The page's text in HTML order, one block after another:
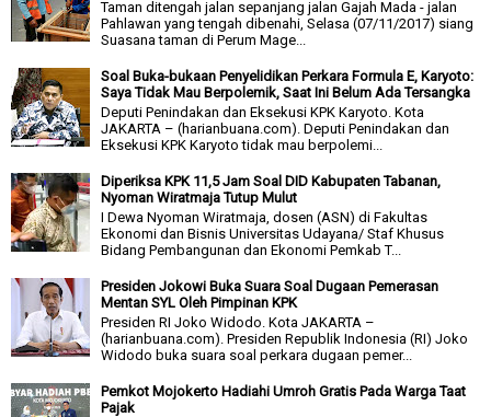
Taman ditengah jalan sepanjang jalan Gajah Mada - jalan
Pahlawan yang tengah dibenahi, Selasa (07/11/2017) siang
Suasana taman di Perum Mage...
Soal Buka-bukaan Penyelidikan Perkara Formula E, Karyoto:
Saya Tidak Mau Berpolemik, Saat Ini Belum Ada Tersangka
Deputi Penindakan dan Eksekusi KPK Karyoto. Kota
JAKARTA – (harianbuana.com). Deputi Penindakan dan
Eksekusi KPK Karyoto tidak mau berpolemi...
Diperiksa KPK 11,5 Jam Soal DID Kabupaten Tabanan,
Nyoman Wiratmaja Tutup Mulut
I Dewa Nyoman Wiratmaja, dosen (ASN) di Fakultas
Ekonomi dan Bisnis Universitas Udayana/ Staf Khusus
Bidang Pembangunan dan Ekonomi Pemkab T...
Presiden Jokowi Buka Suara Soal Dugaan Pemerasan
Mentan SYL Oleh Pimpinan KPK
Presiden RI Joko Widodo. Kota JAKARTA –
(harianbuana.com). Presiden Republik Indonesia (RI) Joko
Widodo buka suara soal perkara dugaan pemer...
Pemkot Mojokerto Hadiahi Umroh Gratis Pada Warga Taat
Pajak